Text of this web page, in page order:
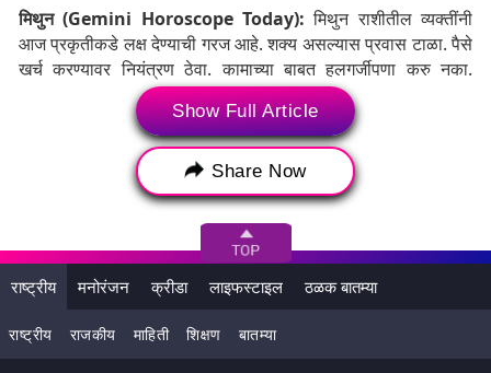
मिथुन (Gemini Horoscope Today): मिथुन राशीतील व्यक्तींनी
आज प्रकृतीकडे लक्ष देण्याची गरज आहे. शक्य असल्यास प्रवास टाळा. पैसे
खर्च करण्यावर नियंत्रण ठेवा. कामाच्या बाबत हलगर्जीपणा करु नका.
कोणत्याही नवीन कामाचे आज नियोजन करू नका.
Show Full Article
Share Now
राष्ट्रीय मनोरंजन क्रीडा लाइफस्टाइल ठळक बातम्या
राष्ट्रीय राजकीय माहिती शिक्षण बातम्या